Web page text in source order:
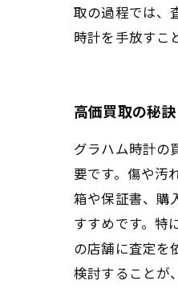
取の過程では、
時計を手放すこ
高価買取の秘
グラハム時計の
要です。傷や汚
箱や保証書、購
すすめです。特
の店舗に査定を
検討することが